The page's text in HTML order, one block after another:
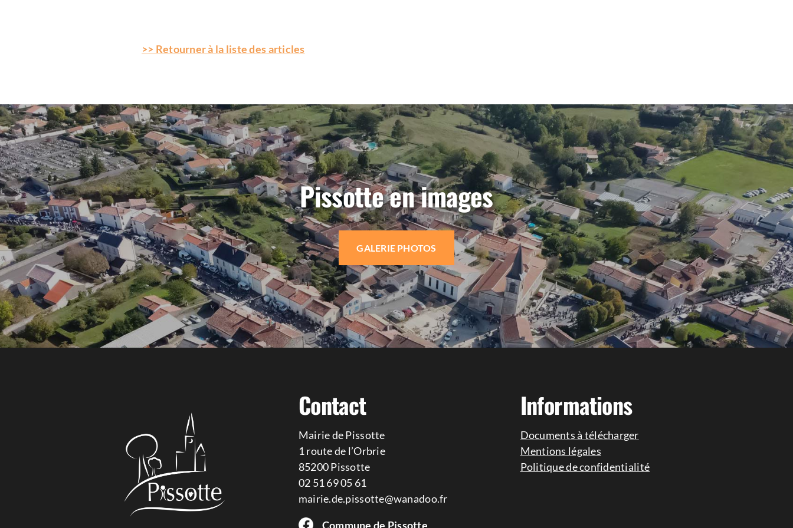
>> Retourner à la liste des articles
Pissotte en images
GALERIE PHOTOS
Contact
Mairie de Pissotte
1 route de l’Orbrie
85200 Pissotte
02 51 69 05 61
mairie.de.pissotte@wanadoo.fr
Commune de Pissotte
Informations
Documents à télécharger
Mentions légales
Politique de confidentialité